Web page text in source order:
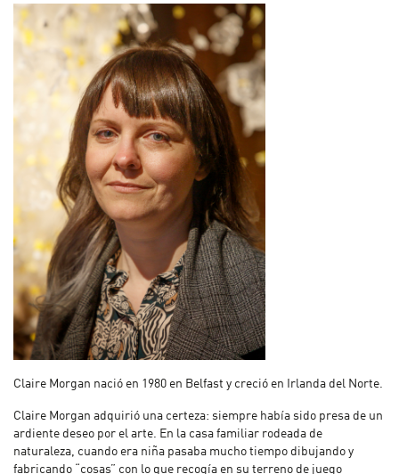
Claire Morgan nació en 1980 en Belfast y creció en Irlanda del Norte.
Claire Morgan adquirió una certeza: siempre había sido presa de un
ardiente deseo por el arte. En la casa familiar rodeada de
naturaleza, cuando era niña pasaba mucho tiempo dibujando y
fabricando “cosas” con lo que recogía en su terreno de juego